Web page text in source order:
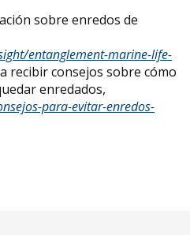
sobre enredos de
entanglement-marine-life-
recibir consejos sobre cómo
enredados,
para-evitar-enredos-